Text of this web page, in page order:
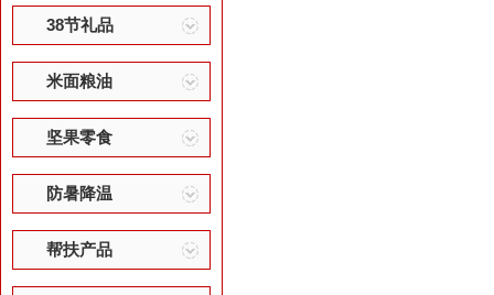
38节礼品
米面粮油
坚果零食
防暑降温
帮扶产品